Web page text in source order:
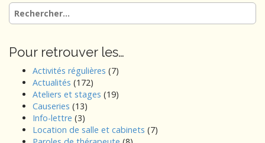
Rechercher :
Pour retrouver les…
Activités régulières (7)
Actualités (172)
Ateliers et stages (19)
Causeries (13)
Info-lettre (3)
Location de salle et cabinets (7)